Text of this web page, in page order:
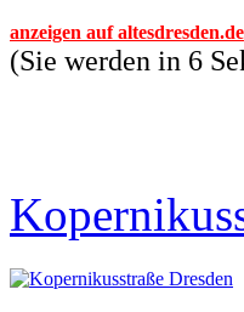
anzeigen auf altesdresden.de
(Sie werden in 6